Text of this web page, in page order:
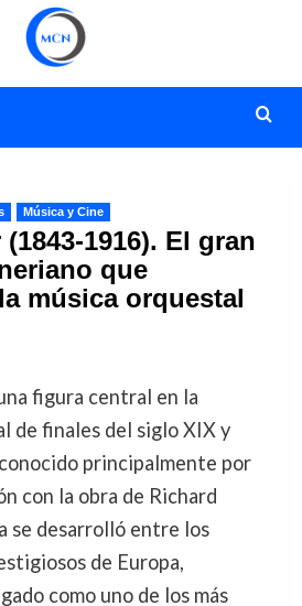
Música y Cine
1916). El gran
que
música orquestal
figura central en la
de finales del siglo XIX y
principalmente por
con la obra de Richard
se desarrolló entre los
de Europa,
como uno de los más